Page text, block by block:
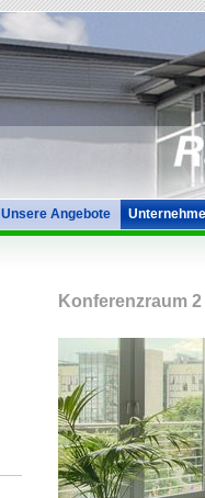
Unsere Angebote
Konferenzraum 2